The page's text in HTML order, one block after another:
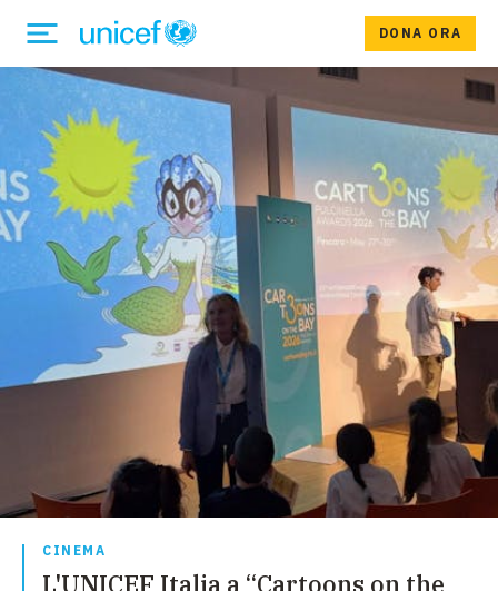
DONA ORA
CINEMA
L'UNICEF Italia a “Cartoons on the